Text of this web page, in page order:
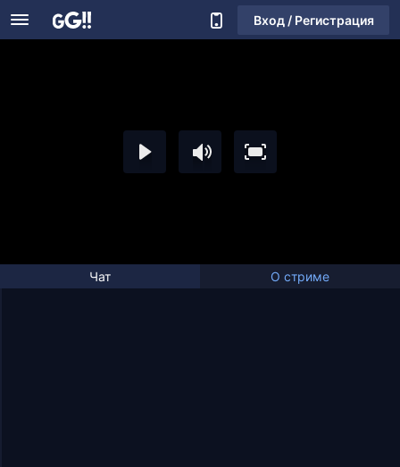
Вход / Регистрация
Чат О стриме